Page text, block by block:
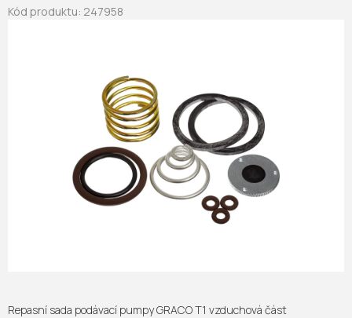
Kód produktu: 247958
Repasní sada podávací pumpy GRACO T1 vzduchová část